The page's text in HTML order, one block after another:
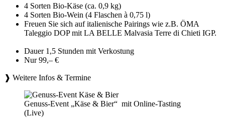
4 Sorten Bio-Käse (ca. 0,9 kg)
4 Sorten Bio-Wein (4 Flaschen à 0,75 l)
Freuen Sie sich auf italienische Pairings wie z.B. ÖMA
Taleggio DOP mit LA BELLE Malvasia Terre di Chieti IGP.
Dauer 1,5 Stunden mit Verkostung
Nur 99,– €
❱ Weitere Infos & Termine
Genuss-Event „Käse & Bier“ mit Online-Tasting
(Live)